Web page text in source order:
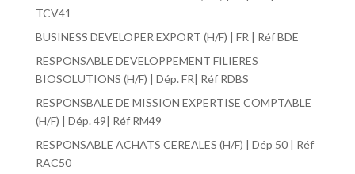
TCV41
BUSINESS DEVELOPER EXPORT (H/F) | FR | Réf BDE
RESPONSABLE DEVELOPPEMENT FILIERES
BIOSOLUTIONS (H/F) | Dép. FR| Réf RDBS
RESPONSBALE DE MISSION EXPERTISE COMPTABLE
(H/F) | Dép. 49| Réf RM49
RESPONSABLE ACHATS CEREALES (H/F) | Dép 50 | Réf
RAC50